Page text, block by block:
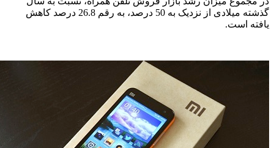
گذشته میلادی از نزدیک به 50 درصد، به رقم 26.8 درصد کاهش
یافته است.